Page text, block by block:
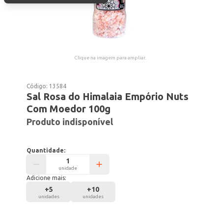
Clique na imagem para ampliar.
Código: 13584
Sal Rosa do Himalaia Empório Nuts
Com Moedor 100g
Produto indisponível
Quantidade:
unidade
Adicione mais:
+5
unidades
+10
unidades